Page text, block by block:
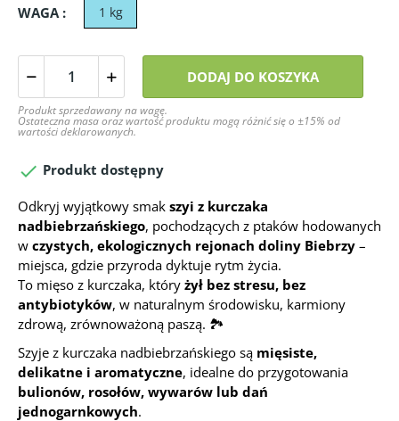
WAGA : 1 kg
DODAJ DO KOSZYKA
Produkt sprzedawany na wagę.
Ostateczna masa oraz wartość produktu mogą różnić się o ±15% od
wartości deklarowanych.
 Produkt dostępny
Odkryj wyjątkowy smak szyi z kurczaka
nadbiebrzańskiego, pochodzących z ptaków hodowanych
w czystych, ekologicznych rejonach doliny Biebrzy –
miejsca, gdzie przyroda dyktuje rytm życia.
To mięso z kurczaka, który żył bez stresu, bez
antybiotyków, w naturalnym środowisku, karmiony
zdrową, zrównoważoną paszą. 🏞️
Szyje z kurczaka nadbiebrzańskiego są mięsiste,
delikatne i aromatyczne, idealne do przygotowania
bulionów, rosołów, wywarów lub dań
jednogarnkowych.